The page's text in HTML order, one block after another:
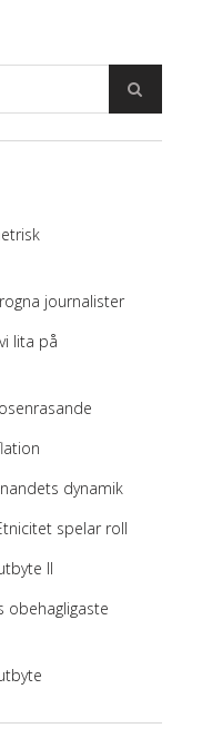
journalister
lita på
dynamik
spelar roll
II
obehagligaste